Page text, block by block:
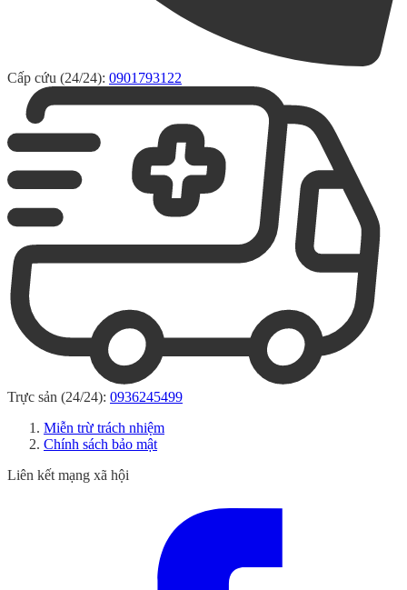
Cấp cứu (24/24): 0901793122
Trực sản (24/24): 0936245499
Miễn trừ trách nhiệm
Chính sách bảo mật
Liên kết mạng xã hội